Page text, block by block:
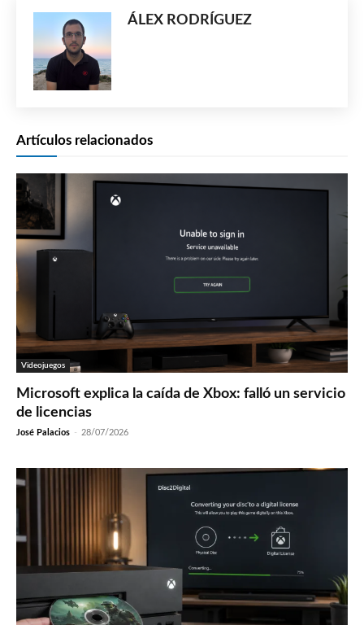
ÁLEX RODRÍGUEZ
Artículos relacionados
Videojuegos
Microsoft explica la caída de Xbox: falló un servicio
de licencias
José Palacios - 28/07/2026